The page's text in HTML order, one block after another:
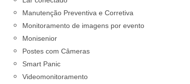
Manutenção Preventiva e Corretiva
Monitoramento de imagens por evento
Monisenior
Postes com Câmeras
Smart Panic
Videomonitoramento